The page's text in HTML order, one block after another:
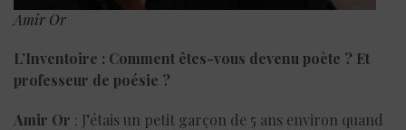
Amir Or
L’Inventoire : Comment êtes-vous devenu poète ? Et
professeur de poésie ?
Amir Or : J’étais un petit garçon de 5 ans environ quand